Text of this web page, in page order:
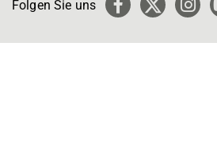
Folgen Sie uns Facebook
X